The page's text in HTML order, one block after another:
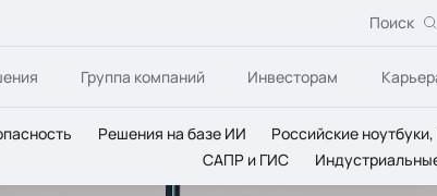
Поиск
Группа компаний Инвесторам
Решения на базе ИИ Российские
САПР и ГИС